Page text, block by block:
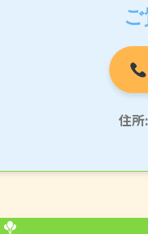
住所: